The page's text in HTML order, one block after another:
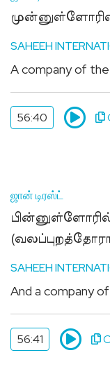
SAHEEH
A company of
56:40
ஜான் டிரஸ்ட்
SAHEEH
And a company
56:41